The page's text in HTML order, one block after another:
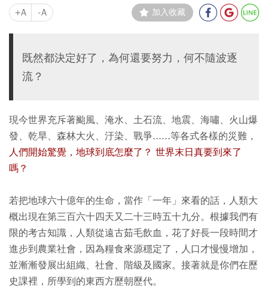
+A -A 加入收藏
既然都決定好了，為何還要努力，何不隨波逐
流？
現今世界充斥著颱風、淹水、土石流、地震、海嘯、火山爆
發、乾旱、森林大火、汙染、戰爭......等各式各樣的災難，
人們開始驚覺，地球到底怎麼了？ 世界末日真要到來了
嗎？
若把地球六十億年的生命，當作「一年」來看的話，人類大
概出現在第三百六十四天又二十三時五十九分。根據我們有
限的考古知識，人類從遠古茹毛飲血，花了好長一段時間才
進步到農業社會，因為糧食來源穩定了，人口才慢慢增加，
並漸漸發展出組織、社會、階級及國家。接著就是你們在歷
史課裡，所學到的東西方歷朝歷代。